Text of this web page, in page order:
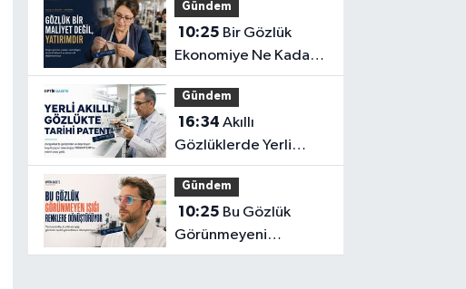
Başına Yeterli mi?
Gündem
10:25
Ekonomiye Ne Kadar
Katkı Sağlayabilir?
Gündem
16:34 Akıllı
Gözlüklerde Yerli
İnovasyon: Depresyon
Teşhis Eden Gözlüğe
Türkpatent Onayı
Gündem
10:25
Görünmeyeni
Görüntüye